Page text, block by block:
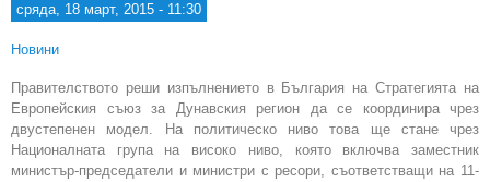
сряда, 18 март, 2015 - 11:30
Новини
Правителството реши изпълнението в България на Стратегията на
Европейския съюз за Дунавския регион да се координира чрез
двустепенен модел. На политическо ниво това ще стане чрез
Националната група на високо ниво, която включва заместник
министър-председатели и министри с ресори, съответстващи на 11-